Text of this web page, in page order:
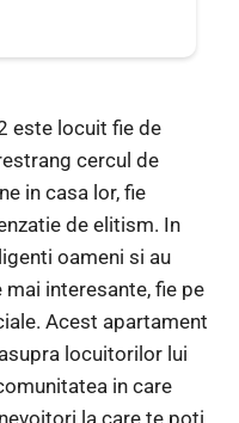
este locuit fie de
cercul de
in casa lor, fie
de elitism. In
oameni si au
interesante, fie pe
Acest apartament
locuitorilor lui
in care
la care te poti